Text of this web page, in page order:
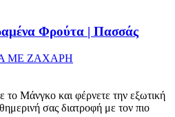
Φρούτα | Πασσάς
ΜΕ ΖΑΧΑΡΗ
το Μάνγκο και φέρνετε την εξωτική
σας διατροφή με τον πιο